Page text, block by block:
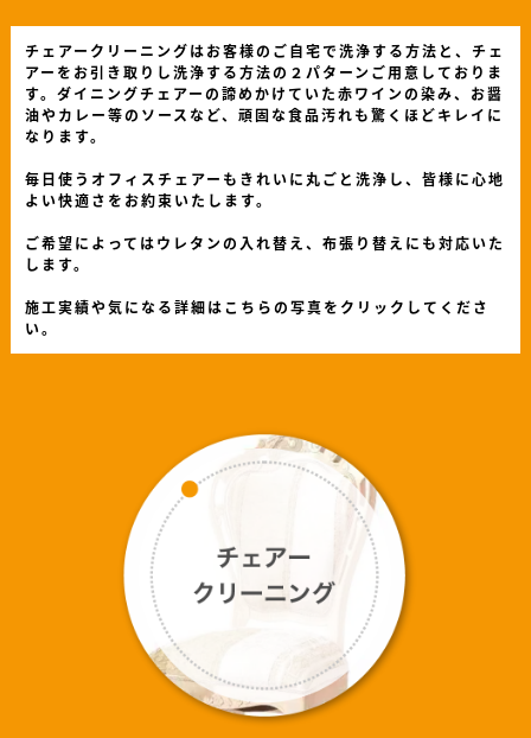
チェアークリーニングはお客様のご自宅で洗浄する方法と、チェ
アーをお引き取りし洗浄する方法の２パターンご用意しておりま
す。ダイニングチェアーの諦めかけていた赤ワインの染み、お醤
油やカレー等のソースなど、頑固な食品汚れも驚くほどキレイに
なります。
毎日使うオフィスチェアーもきれいに丸ごと洗浄し、皆様に心地
よい快適さをお約束いたします。
ご希望によってはウレタンの入れ替え、布張り替えにも対応いた
します。
施工実績や気になる詳細はこちらの写真をクリックしてくださ
い。